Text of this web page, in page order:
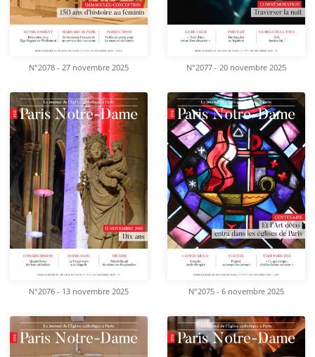
N°2078 - 27 novembre 2025 N°2077 - 20 novembre 2025
N°2076 - 13 novembre 2025 N°2075 - 6 novembre 2025